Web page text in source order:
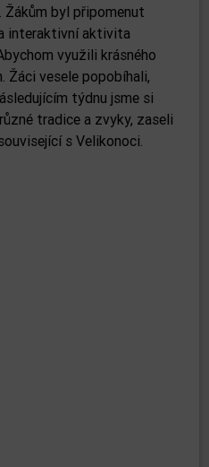
Žákům byl připomenut
interaktivní aktivita
využili krásného
Žáci vesele popobíhali,
týdnu jsme si
tradice a zvyky, zaseli
s Velikonoci.